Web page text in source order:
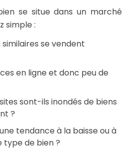
se situe dans un marché
simple :
se vendent
en ligne et donc peu de
sont-ils inondés de biens
?
tendance à la baisse ou à
type de bien ?